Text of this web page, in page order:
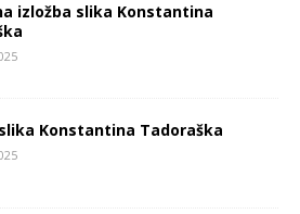
izložba slika Konstantina
Konstantina Tadoraška